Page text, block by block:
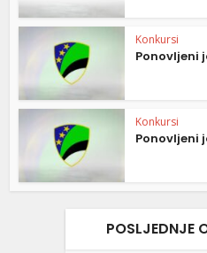
Konkursi
Ponovljeni
Konkursi
Ponovljeni
POSLJEDNJE